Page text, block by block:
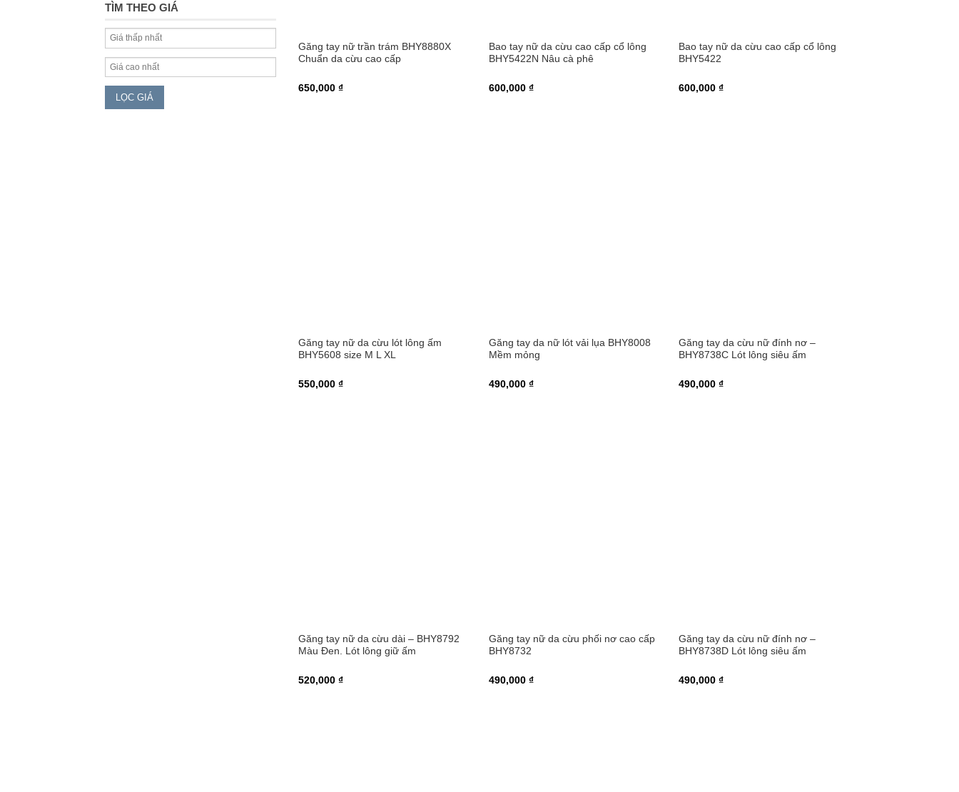
Găng tay nữ trần trám BHY8880X
Chuẩn da cừu cao cấp
650,000 ₫
Bao tay nữ da cừu cao cấp cổ lông
BHY5422N Nâu cà phê
600,000 ₫
Bao tay nữ da cừu cao cấp cổ lông
BHY5422
600,000 ₫
Găng tay nữ da cừu lót lông ấm
BHY5608 size M L XL
550,000 ₫
Găng tay da nữ lót vải lụa BHY8008
Mềm mỏng
490,000 ₫
Găng tay da cừu nữ đính nơ –
BHY8738C Lót lông siêu ấm
490,000 ₫
Găng tay nữ da cừu dài – BHY8792
Màu Đen. Lót lông giữ ấm
520,000 ₫
Găng tay nữ da cừu phối nơ cao cấp
BHY8732
490,000 ₫
Găng tay da cừu nữ đính nơ –
BHY8738D Lót lông siêu ấm
490,000 ₫
TÌM THEO GIÁ
LỌC GIÁ